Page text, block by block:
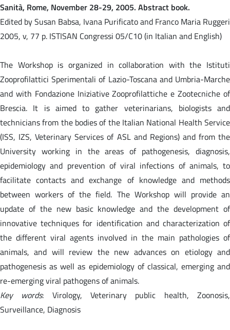
Sanità, Rome, November 28-29, 2005. Abstract book.
Edited by Susan Babsa, Ivana Purificato and Franco Maria Ruggeri
2005, v, 77 p. ISTISAN Congressi 05/C10 (in Italian and English)
The Workshop is organized in collaboration with the Istituti
Zooprofilattici Sperimentali of Lazio-Toscana and Umbria-Marche
and with Fondazione Iniziative Zooprofilattiche e Zootecniche of
Brescia. It is aimed to gather veterinarians, biologists and
technicians from the bodies of the Italian National Health Service
(ISS, IZS, Veterinary Services of ASL and Regions) and from the
University working in the areas of pathogenesis, diagnosis,
epidemiology and prevention of viral infections of animals, to
facilitate contacts and exchange of knowledge and methods
between workers of the field. The Workshop will provide an
update of the new basic knowledge and the development of
innovative techniques for identification and characterization of
the different viral agents involved in the main pathologies of
animals, and will review the new advances on etiology and
pathogenesis as well as epidemiology of classical, emerging and
re-emerging viral pathogens of animals.
Key words: Virology, Veterinary public health, Zoonosis,
Surveillance, Diagnosis